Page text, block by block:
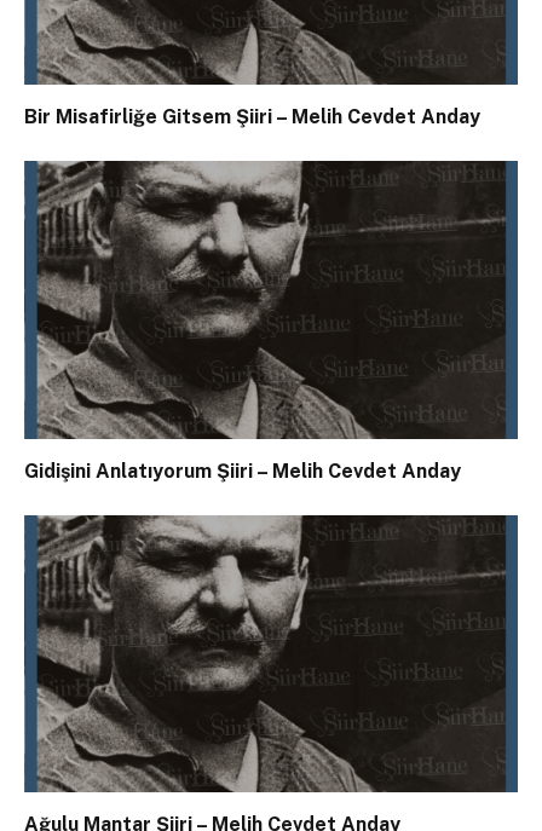
Bir Misafirliğe Gitsem Şiiri – Melih Cevdet Anday
Gidişini Anlatıyorum Şiiri – Melih Cevdet Anday
Ağulu Mantar Şiiri – Melih Cevdet Anday